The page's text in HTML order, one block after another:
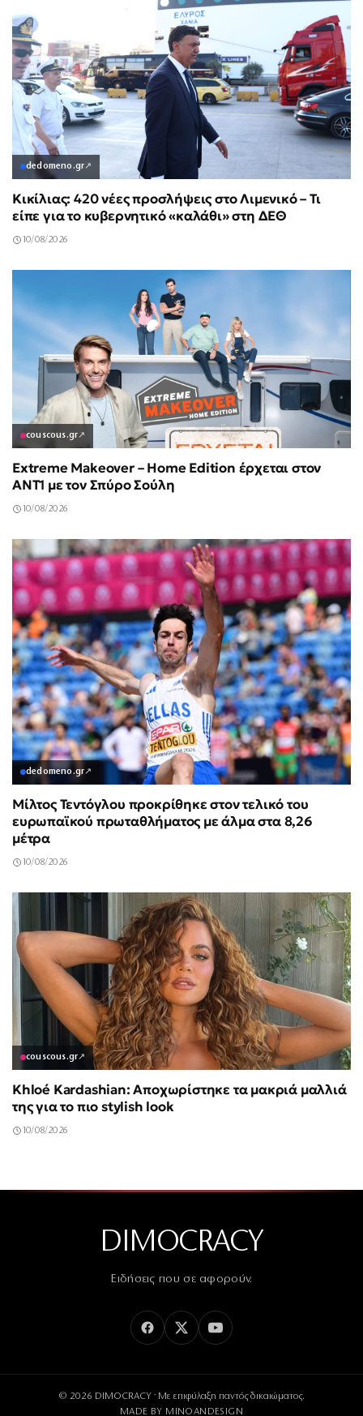
dedomeno.gr↗
Κικίλιας: 420 νέες προσλήψεις στο Λιμενικό – Τι
είπε για το κυβερνητικό «καλάθι» στη ΔΕΘ
10/08/2026
couscous.gr↗
Extreme Makeover – Home Edition έρχεται στον
ANT1 με τον Σπύρο Σούλη
10/08/2026
dedomeno.gr↗
Μίλτος Τεντόγλου προκρίθηκε στον τελικό του
ευρωπαϊκού πρωταθλήματος με άλμα στα 8,26
μέτρα
10/08/2026
couscous.gr↗
Khloé Kardashian: Αποχωρίστηκε τα μακριά μαλλιά
της για το πιο stylish look
10/08/2026
DIMOCRACY
Ειδήσεις που σε αφορούν.
© 2026 DIMOCRACY · Με επιφύλαξη παντός δικαιώματος.
MADE BY MINOANDESIGN